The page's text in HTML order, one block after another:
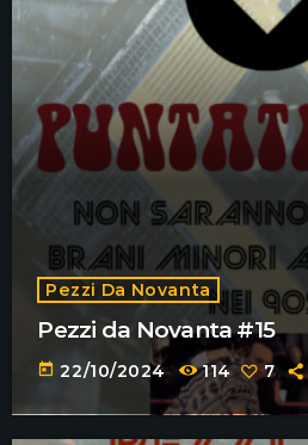
Pezzi Da Novanta
Pezzi da Novanta #15
today 22/10/2024 114 7